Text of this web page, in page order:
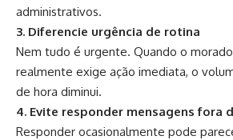
administrativos.
3. Diferencie urgência de rotina
Nem tudo é urgente. Quando o
realmente exige ação imediata, o
de hora diminui.
4. Evite responder mensagens fora
Responder ocasionalmente pode